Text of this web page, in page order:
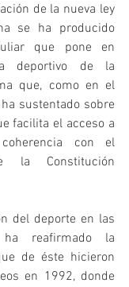
de la nueva ley
se ha producido
que pone en
deportivo de la
que, como en el
sustentado sobre
facilita el acceso a
con el
la Constitución
del deporte en las
reafirmado la
de éste hicieron
en 1992, donde